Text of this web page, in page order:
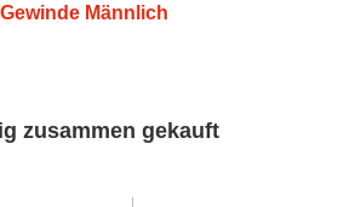
Gewinde Männlich
zusammen gekauft